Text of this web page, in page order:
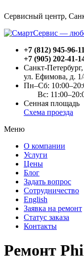
Сервисный центр,
+7 (812) 945-96-11
+7 (905) 202-41-
Санкт-Петербург,
ул. Ефимова, д.
Пн–Сб:
Вс:
Сенная площадь
Схема проезда
Меню
О компании
Услуги
Цены
Блог
Задать вопрос
Сотрудничество
English
Заявка на ремонт
Статус заказа
Контакты
Ремонт